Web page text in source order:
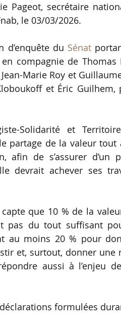
Pageot, secrétaire
le 03/03/2026.
d’enquête du Sénat
compagnie de Thomas
Marie Roy et
et Éric
Solidarité et
partage de la valeur
afin de s’assurer d’un
devrait achever ses
capte que 10 % de la
pas du tout suffisant
au moins 20 % pour
et, surtout, donner une
aussi à l’enjeu
formulées